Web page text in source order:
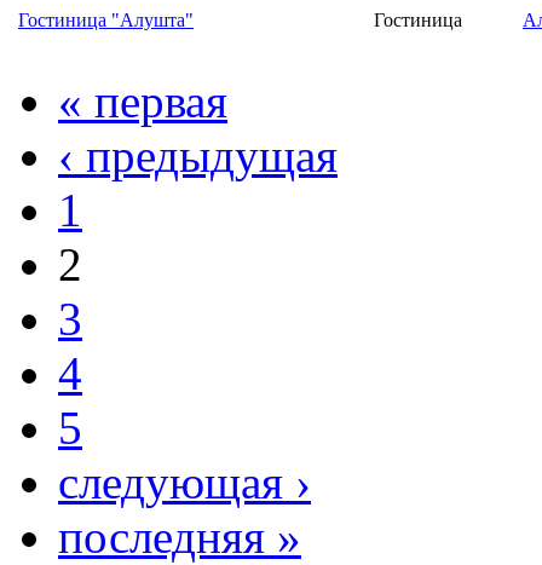
Гостиница "Алушта" Гостиница
« первая
‹ предыдущая
1
2
3
4
5
следующая ›
последняя »